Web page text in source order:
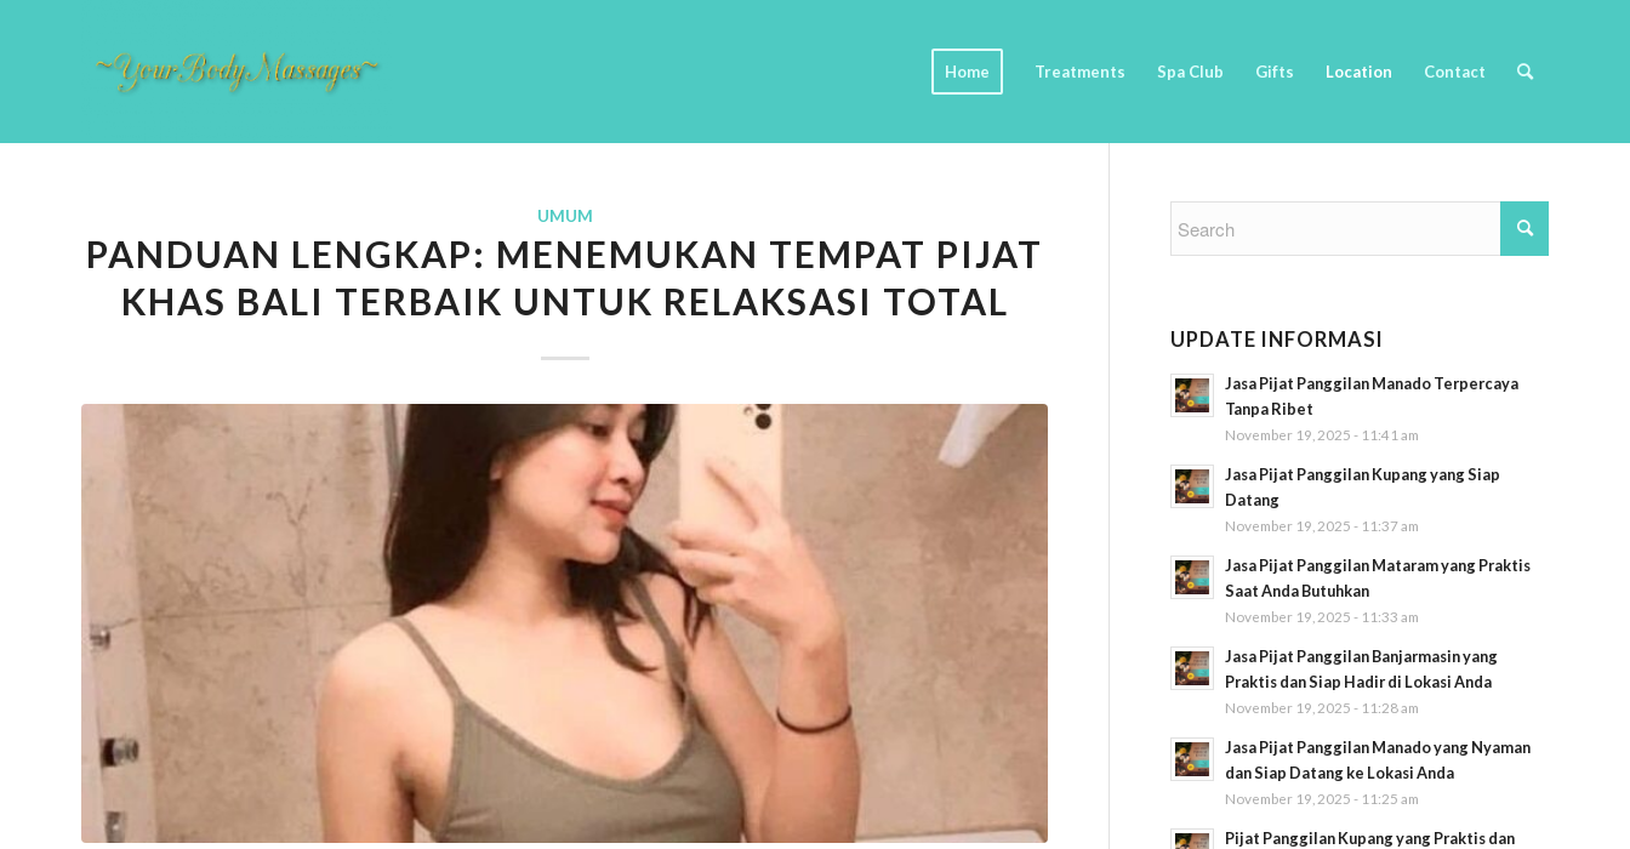
Home Treatments Spa Club Gifts Location Contact
UMUM
PANDUAN LENGKAP: MENEMUKAN TEMPAT PIJAT
KHAS BALI TERBAIK UNTUK RELAKSASI TOTAL
UPDATE INFORMASI
Jasa Pijat Panggilan Manado Terpercaya
Tanpa Ribet
November 19, 2025 - 11:41 am
Jasa Pijat Panggilan Kupang yang Siap
Datang
November 19, 2025 - 11:37 am
Jasa Pijat Panggilan Mataram yang Praktis
Saat Anda Butuhkan
November 19, 2025 - 11:33 am
Jasa Pijat Panggilan Banjarmasin yang
Praktis dan Siap Hadir di Lokasi Anda
November 19, 2025 - 11:28 am
Jasa Pijat Panggilan Manado yang Nyaman
dan Siap Datang ke Lokasi Anda
November 19, 2025 - 11:25 am
Pijat Panggilan Kupang yang Praktis dan